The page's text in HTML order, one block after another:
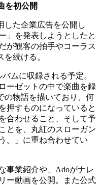
を初公開
した企業広告を公開し
」を発表しようとしたと
が観客の拍手やコーラス
続ける。
ムに収録される予定。
ーゼットの中で楽曲を録
の物語を描いており、何
押すものになっていると
合わせること、そして予
とを、丸紅のスローガン
。」に重ね合わせてい
事業紹介や、Adoがナレ
ー動画を公開。また公式